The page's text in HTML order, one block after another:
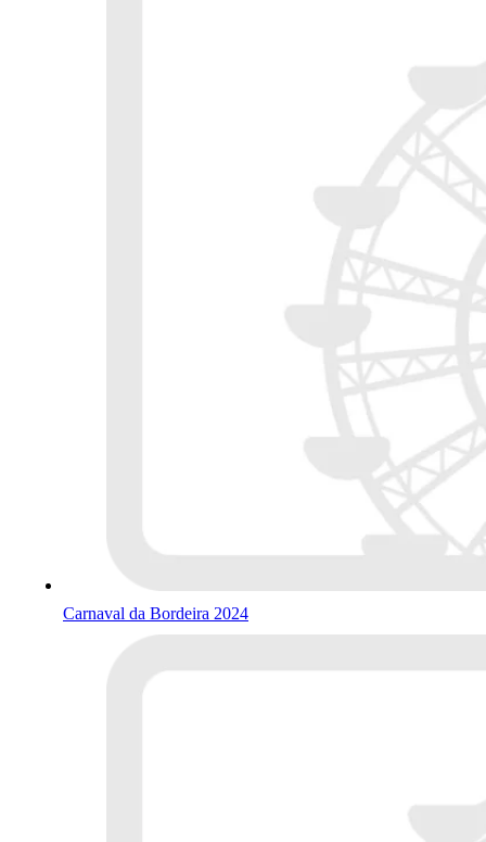
Carnaval da Bordeira 2024